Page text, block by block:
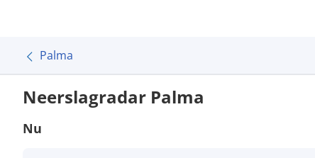
Palma
Neerslagradar Palma
Nu